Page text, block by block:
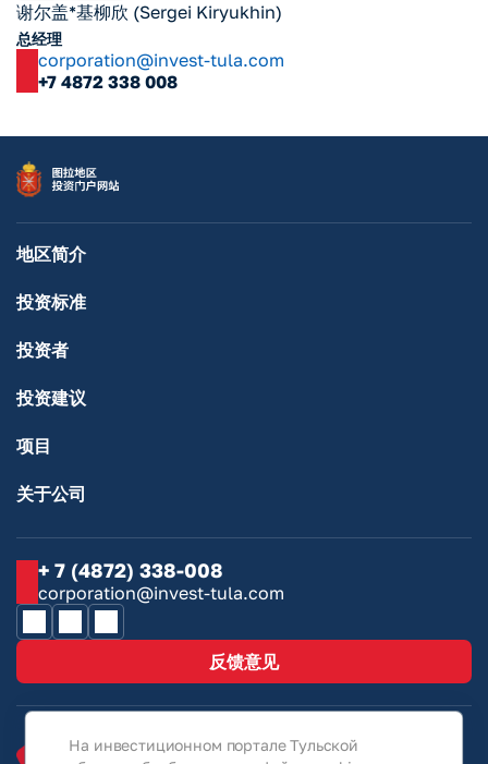
谢尔盖*基柳欣 (Sergei Kiryukhin)
总经理
corporation@invest-tula.com
+7 4872 338 008
地区简介
投资标准
投资者
投资建议
项目
关于公司
+ 7 (4872) 338-008
corporation@invest-tula.com
反馈意见
На инвестиционном портале Тульской